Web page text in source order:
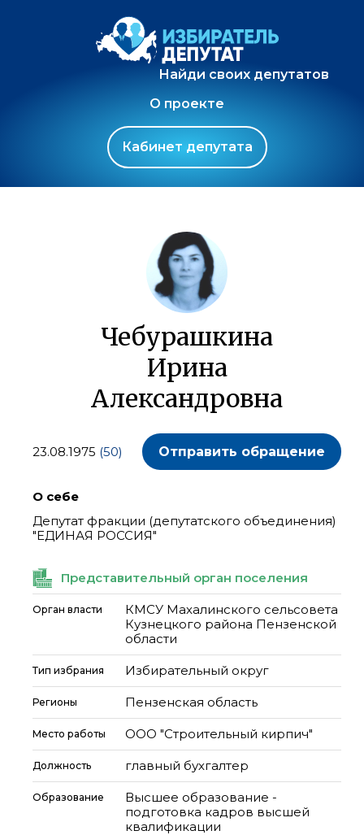
Найди своих депутатов
О проекте
Кабинет депутата
Чебурашкина
Ирина
Александровна
23.08.1975 (50) Отправить обращение
О себе
Депутат фракции (депутатского объединения)
"ЕДИНАЯ РОССИЯ"
Представительный орган поселения
Орган власти
КМСУ Махалинского сельсовета
Кузнецкого района Пензенской
области
Тип избрания Избирательный округ
Регионы Пензенская область
Место работы ООО "Строительный кирпич"
Должность главный бухгалтер
Образование
Высшее образование -
подготовка кадров высшей
квалификации